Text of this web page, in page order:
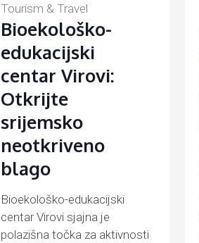
Tourism & Travel
Bioekološko-
edukacijski
centar Virovi:
Otkrijte
srijemsko
neotkriveno
blago
Bioekološko-edukacijski
centar Virovi sjajna je
polazišna točka za aktivnosti